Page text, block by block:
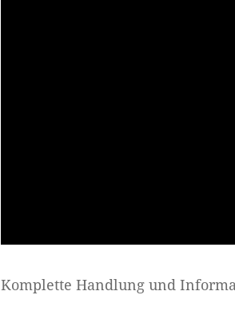
Komplette Handlung und